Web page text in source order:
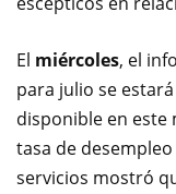
El miércoles, el
para julio se
disponible en este
tasa de
servicios mostró